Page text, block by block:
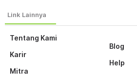
Tentang Kami
Karir
Mitra
Blog
Help